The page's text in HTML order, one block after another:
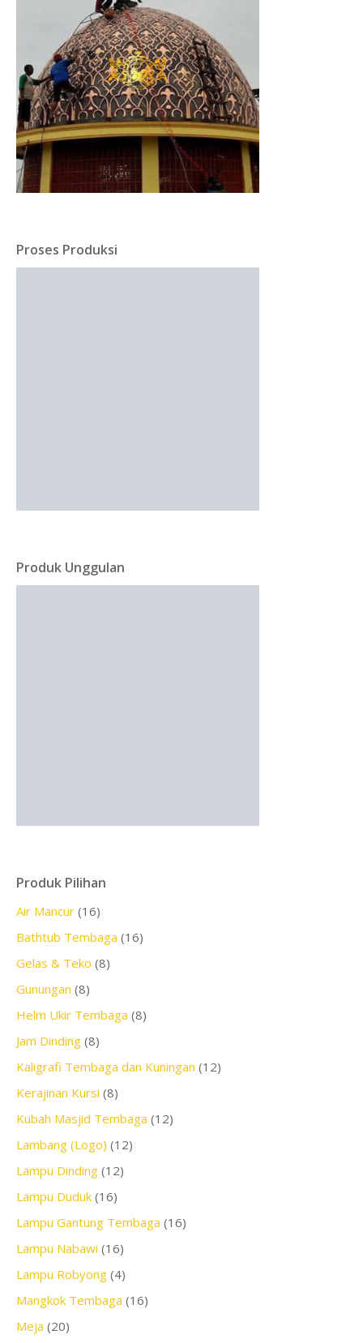
Proses Produksi
Produk Unggulan
Produk Pilihan
Air Mancur (16)
Bathtub Tembaga (16)
Gelas & Teko (8)
Gunungan (8)
Helm Ukir Tembaga (8)
Jam Dinding (8)
Kaligrafi Tembaga dan Kuningan (12)
Kerajinan Kursi (8)
Kubah Masjid Tembaga (12)
Lambang (Logo) (12)
Lampu Dinding (12)
Lampu Duduk (16)
Lampu Gantung Tembaga (16)
Lampu Nabawi (16)
Lampu Robyong (4)
Mangkok Tembaga (16)
Meja (20)